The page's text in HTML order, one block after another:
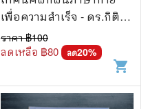
เพื่อความสำเร็จ - ดร.กิติมา
อมรทัต, จารี มามะ
ราคา ฿100
ลดเหลือ ฿80 ลด20%
shopping_cart